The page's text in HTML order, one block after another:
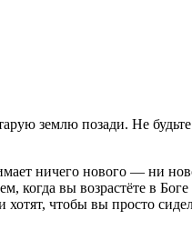
землю позади. Не
ничего нового — ни
вы возрастёте в
чтобы вы просто